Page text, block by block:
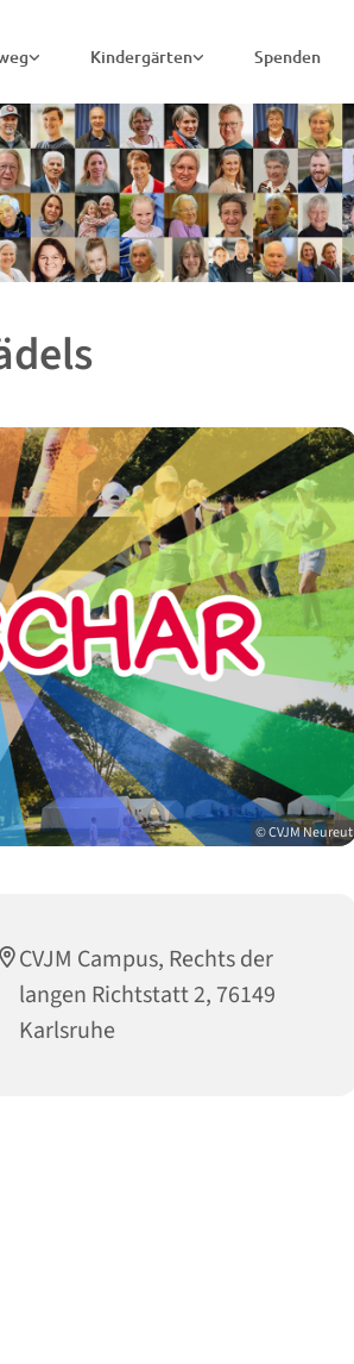
Kindergärten Spenden
© CVJM Neureut
CVJM Campus, Rechts der
langen Richtstatt 2, 76149
Karlsruhe